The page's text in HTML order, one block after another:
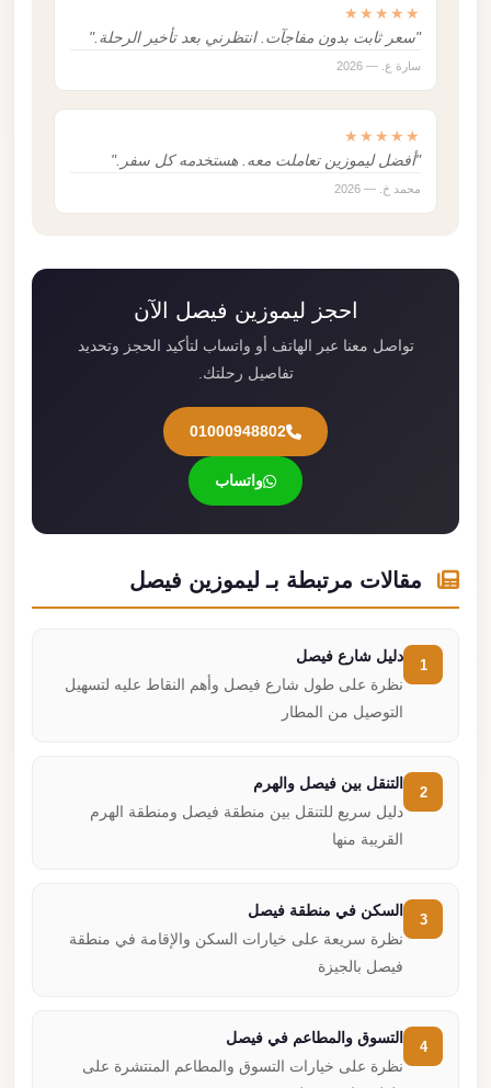
★★★★★
"سعر ثابت بدون مفاجآت. انتظرني بعد تأخير الرحلة."
سارة ع. — 2026
★★★★★
"أفضل ليموزين تعاملت معه. هستخدمه كل سفر."
محمد خ. — 2026
احجز ليموزين فيصل الآن
تواصل معنا عبر الهاتف أو واتساب لتأكيد الحجز وتحديد
تفاصيل رحلتك.
01000948802
واتساب
مقالات مرتبطة بـ ليموزين فيصل
دليل شارع فيصل
نظرة على طول شارع فيصل وأهم النقاط عليه لتسهيل
التوصيل من المطار
التنقل بين فيصل والهرم
دليل سريع للتنقل بين منطقة فيصل ومنطقة الهرم
القريبة منها
السكن في منطقة فيصل
نظرة سريعة على خيارات السكن والإقامة في منطقة
فيصل بالجيزة
التسوق والمطاعم في فيصل
نظرة على خيارات التسوق والمطاعم المنتشرة على